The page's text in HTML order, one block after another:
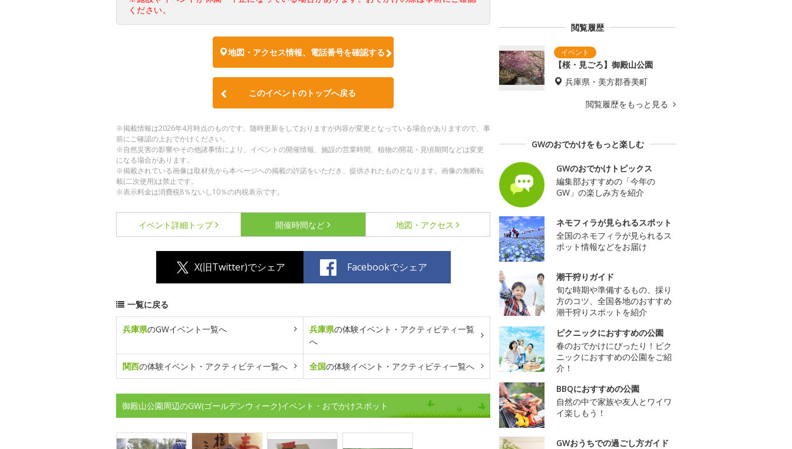
ください。
地図・アクセス情報、電話番号を確認する
このイベントのトップへ戻る
※掲載情報は2026年4月時点のものです。随時更新をしておりますが内容が変更となっている場合がありますので、事
前にご確認の上おでかけください。
※自然災害の影響やその他諸事情により、イベントの開催情報、施設の営業時間、植物の開花・見頃期間などは変更
になる場合があります。
※掲載されている画像は取材先から本ページへの掲載の許諾をいただき、提供されたものとなります。画像の無断転
載(二次使用)は禁止です。
※表示料金は消費税8％ないし10％の内税表示です。
イベント詳細 トップ 開催時間など 地図・アクセス
X(旧Twitter)でシェア Facebookでシェア
一覧に戻る
兵庫県のGWイベント一覧へ 兵庫県の体験イベント・アクティビティ一覧
へ
関西の体験イベント・アクティビティ一覧へ 全国の体験イベント・アクティビティ一覧へ
御殿山公園周辺のGW(ゴールデンウィーク)イベント・おでかけスポット
閲覧履歴
【桜・見ごろ】御殿山公園
兵庫県・美方郡香美町
閲覧履歴をもっと見る
GWのおでかけをもっと楽しむ
GWのおでかけトピックス
編集部おすすめの「今年の
GW」の楽しみ方を紹介
ネモフィラが見られるスポット
全国のネモフィラが見られるス
ポット情報などをお届け
潮干狩りガイド
旬な時期や準備するもの、採り
方のコツ、全国各地のおすすめ
潮干狩りスポットを紹介
ピクニックにおすすめの公園
春のおでかけにぴったり！ピク
ニックにおすすめの公園をご紹
介！
BBQにおすすめの公園
自然の中で家族や友人とワイワ
イ楽しもう！
GWおうちでの過ごし方ガイド